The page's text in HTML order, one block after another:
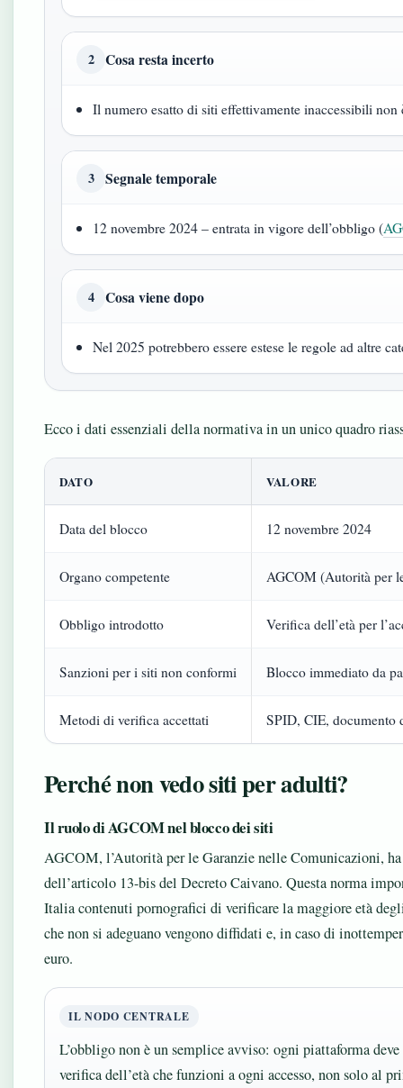
2 Cosa resta incerto
Il numero esatto di siti effettivamente inaccessibili non
3 Segnale temporale
12 novembre 2024 – entrata in vigore dell’obbligo (
4 Cosa viene dopo
Nel 2025 potrebbero essere estese le regole ad altre
Ecco i dati essenziali della normativa in un unico quadro
DATO VALORE
Data del blocco 12 novembre 2024
Organo competente AGCOM (Autorità per
Obbligo introdotto Verifica dell’età per
Sanzioni per i siti non conformi Blocco immediato da
Metodi di verifica accettati SPID, CIE, documento
Perché non vedo siti per adulti?
Il ruolo di AGCOM nel blocco dei siti
AGCOM, l’Autorità per le Garanzie nelle Comunicazioni,
dell’articolo 13-bis del Decreto Caivano. Questa norma
Italia contenuti pornografici di verificare la maggiore età
che non si adeguano vengono diffidati e, in caso di
euro.
IL NODO CENTRALE
L’obbligo non è un semplice avviso: ogni piattaforma
verifica dell’età che funzioni a ogni accesso, non solo al